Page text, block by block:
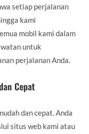
setiap perjalanan
kami
mobil kami dalam
untuk
perjalanan Anda.
Cepat
dan cepat. Anda
situs web kami atau